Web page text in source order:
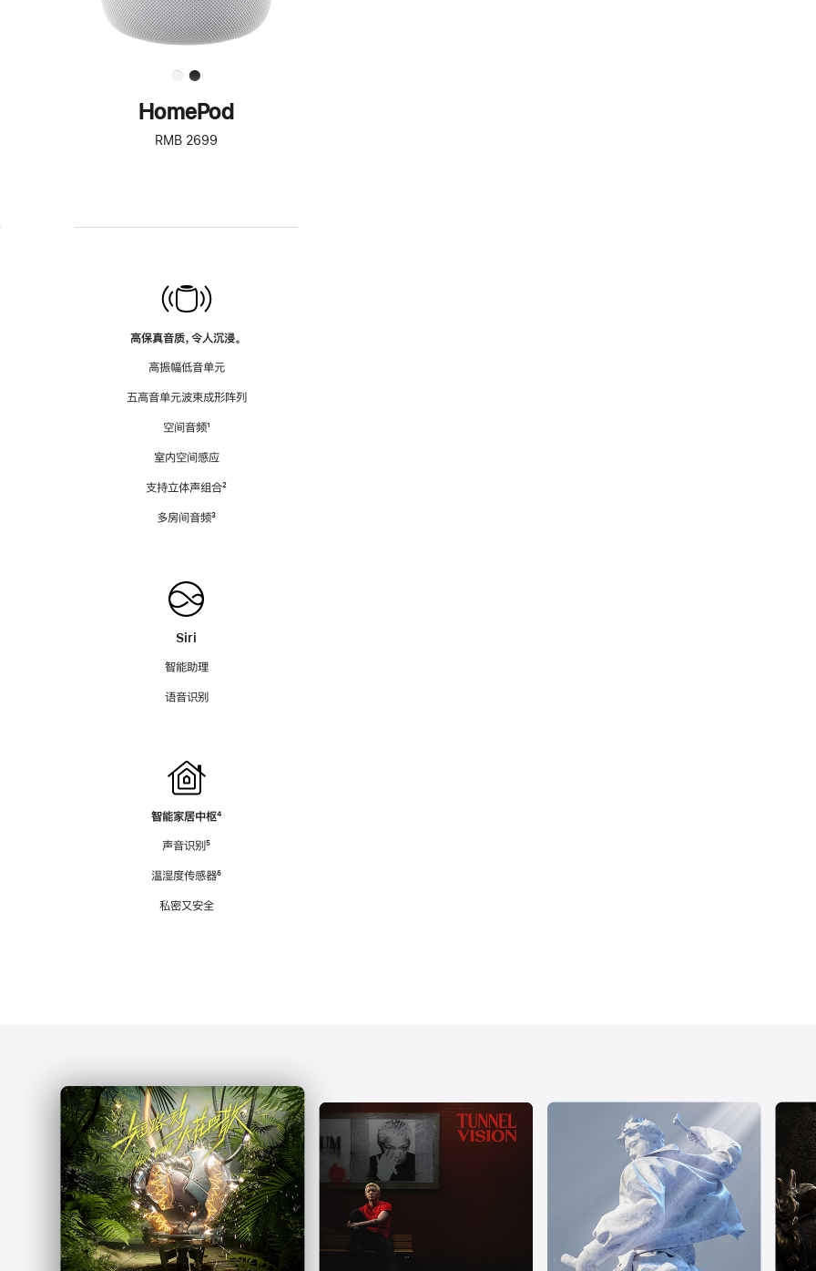
HomePod
RMB 2699
高保真音质，令人沉浸。
高振幅低音单元
五高音单元波束成形阵列
空间音频脚
¹
室内空间感应
支持立体声组合脚
²
多房间音频脚
³
Siri
智能助理
语音识别
智能家居中枢脚
⁴
声音识别脚
⁵
温湿度传感器脚
⁶
私密又安全